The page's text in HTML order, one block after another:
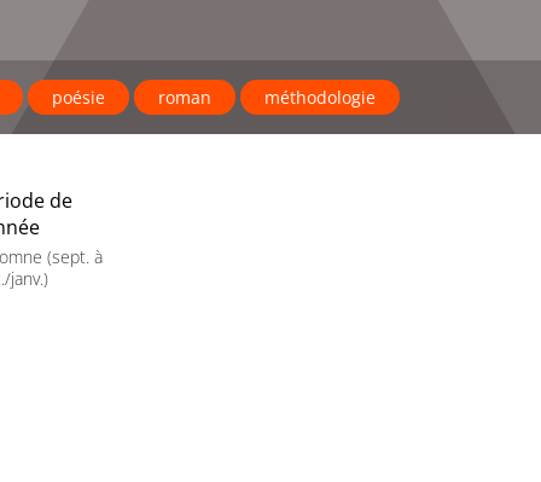
poésie roman méthodologie
de
(sept. à
janv.)